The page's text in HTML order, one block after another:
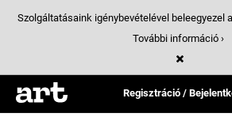
Regisztráció /
Találatok/ 8:
productdesign
Szolgáltatásaink igénybevételével beleegyezel
További információ ›